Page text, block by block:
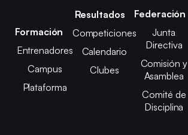
Formación
Entrenadores
Campus
Plataforma
Resultados
Competiciones
Calendario
Clubes
Federación
Junta
Directiva
Comisión y
Asamblea
Comité de
Disciplina